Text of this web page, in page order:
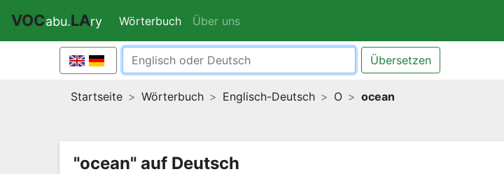
VOCabu.LAry Wörterbuch (current)
Über uns
Übersetzen
Startseite Wörterbuch Englisch-Deutsch O ocean
"ocean" auf Deutsch